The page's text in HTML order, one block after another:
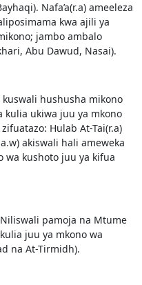
Nafa’a(r.a) ameeleza
kwa ajili ya
jambo ambalo
Abu Dawud, Nasai).
hushusha mikono
kulia ukiwa juu ya mkono
Hulab At-Tai(r.a)
akiswali hali ameweka
wa kushoto juu ya kifua
pamoja na Mtume
juu ya mkono wa
na At-Tirmidh).